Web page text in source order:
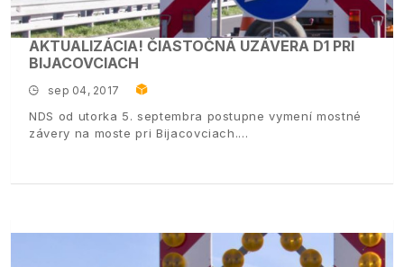
AKTUALIZÁCIA! ČIASTOČNÁ UZÁVERA D1 PRI
BIJACOVCIACH
sep 04, 2017
NDS od utorka 5. septembra postupne vymení mostné
závery na moste pri Bijacovciach.